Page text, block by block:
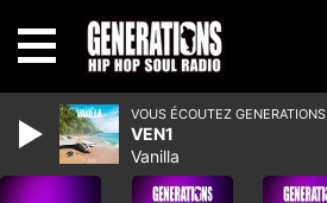
VOUS ÉCOUTEZ GENERATIONS
VEN1
Vanilla